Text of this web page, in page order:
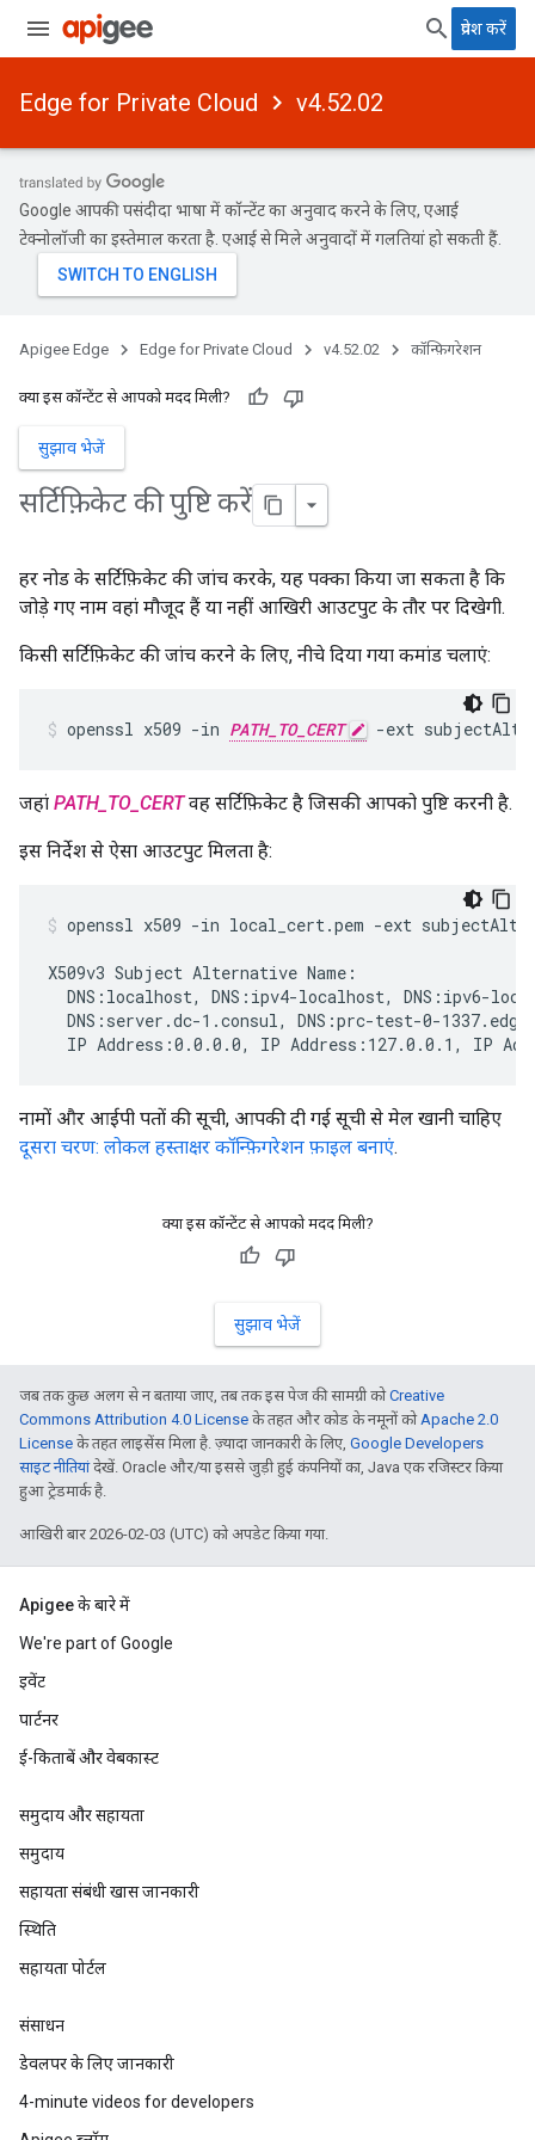
प्रवेश करें
Edge for Private Cloud v4.52.02
Google आपकी पसंदीदा भाषा में कॉन्टेंट का अनुवाद करने के लिए, एआई
टेक्नोलॉजी का इस्तेमाल करता है. एआई से मिले अनुवादों में गलतियां हो सकती हैं.
Apigee Edge Edge for Private Cloud v4.52.02 कॉन्फ़िगरेशन
क्या इस कॉन्टेंट से आपको मदद मिली?
सुझाव भेजें
सर्टिफ़िकेट की पुष्टि करें
हर नोड के सर्टिफ़िकेट की जांच करके, यह पक्का किया जा सकता है कि
जोड़े गए नाम वहां मौजूद हैं या नहीं आखिरी आउटपुट के तौर पर दिखेगी.
किसी सर्टिफ़िकेट की जांच करने के लिए, नीचे दिया गया कमांड चलाएं:
openssl x509 -in PATH_TO_CERT -ext
जहां PATH_TO_CERTवह सर्टिफ़िकेट है जिसकी आपको पुष्टि करनी है.
इस निर्देश से ऐसा आउटपुट मिलता है:
openssl x509 -in local_cert.pem -ext
X509v3 Subject Alternative Name:
DNS:localhost, DNS:ipv4-localhost, DNS:ipv6-
DNS:server.dc-1.consul, DNS:prc-test-0-
IP Address:0.0.0.0, IP Address:127.0.0.1, IP
नामों और आईपी पतों की सूची, आपकी दी गई सूची से मेल खानी चाहिए
दूसरा चरण: लोकल हस्ताक्षर कॉन्फ़िगरेशन फ़ाइल बनाएं.
क्या इस कॉन्टेंट से आपको मदद मिली?
सुझाव भेजें
जब तक कुछ अलग से न बताया जाए, तब तक इस पेज की सामग्री कोCreative
Commons Attribution 4.0 License के तहत और कोड के नमूनों कोApache 2.0
License के तहत लाइसेंस मिला है. ज़्यादा जानकारी के लिए, Google Developers
साइट नीतियांदेखें. Oracle और/या इससे जुड़ी हुई कंपनियों का, Java एक रजिस्टर किया
हुआ ट्रेडमार्क है.
आखिरी बार 2026-02-03 (UTC) को अपडेट किया गया.
Apigee के बारे में
We're part of Google
इवेंट
पार्टनर
ई-किताबें और वेबकास्ट
समुदाय और सहायता
समुदाय
सहायता संबंधी खास जानकारी
स्थिति
सहायता पोर्टल
संसाधन
डेवलपर के लिए जानकारी
4-minute videos for developers